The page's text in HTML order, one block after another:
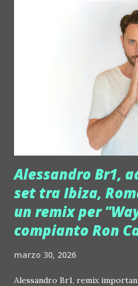
performance dal vivo
nuova veste, il brano si
originale per rivelare la sua
Accompagnata da un
pianoforte, violino e
il brano in una dimensione
stesso peso delle note.
un'atmosfera malinconica ma es...
Alessandro Br1,
set tra Ibiza,
un remix per
compianto Ron
marzo 30, 2026
Alessandro Br1, remix